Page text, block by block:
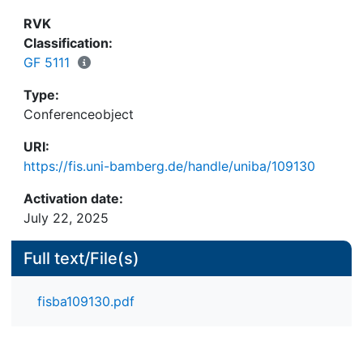
RVK
Classification:
GF 5111
Type:
Conferenceobject
URI:
https://fis.uni-bamberg.de/handle/uniba/109130
Activation date:
July 22, 2025
Full text/File(s)
fisba109130.pdf